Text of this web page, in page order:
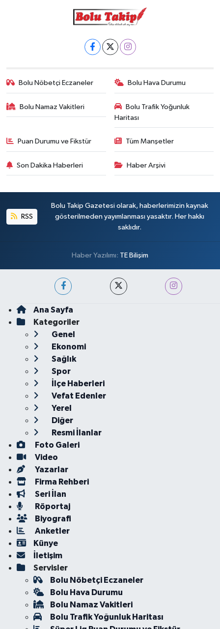
Bolu Nöbetçi Eczaneler Bolu Hava Durumu
Bolu Namaz Vakitleri
Bolu Trafik Yoğunluk
Haritası
Puan Durumu ve Fikstür Tüm Manşetler
Son Dakika Haberleri Haber Arşivi
RSS
Bolu Takip Gazetesi olarak, haberlerimizin kaynak
gösterilmeden yayımlanması yasaktır. Her hakkı
saklıdır.
Haber Yazılımı: TE Bilişim
Ana Sayfa
Kategoriler
Genel
Ekonomi
Sağlık
Spor
İlçe Haberleri
Vefat Edenler
Yerel
Diğer
Resmi İlanlar
Foto Galeri
Video
Yazarlar
Firma Rehberi
Seri İlan
Röportaj
Biyografi
Anketler
Künye
İletişim
Servisler
Bolu Nöbetçi Eczaneler
Bolu Hava Durumu
Bolu Namaz Vakitleri
Bolu Trafik Yoğunluk Haritası